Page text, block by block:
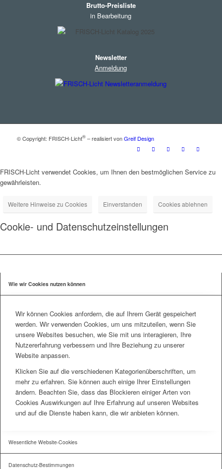
Brutto-Preisliste
in Bearbeitung
Newsletter
Anmeldung
© Copyright: FRISCH-Licht®– realisiert vonGreif Design
FRISCH-Licht verwendet Cookies, um Ihnen den bestmöglichen Service zu
gewährleisten.
Weitere Hinweise zu Cookies Einverstanden Cookies ablehnen
Cookie- und Datenschutzeinstellungen
Wie wir Cookies nutzen können
Wir können Cookies anfordern, die auf Ihrem Gerät gespeichert
werden. Wir verwenden Cookies, um uns mitzuteilen, wenn Sie
unsere Websites besuchen, wie Sie mit uns interagieren, Ihre
Nutzererfahrung verbessern und Ihre Beziehung zu unserer
Website anpassen.
Klicken Sie auf die verschiedenen Kategorienüberschriften, um
mehr zu erfahren. Sie können auch einige Ihrer Einstellungen
ändern. Beachten Sie, dass das Blockieren einiger Arten von
Cookies Auswirkungen auf Ihre Erfahrung auf unseren Websites
und auf die Dienste haben kann, die wir anbieten können.
Wesentliche Website-Cookies
Datenschutz-Bestimmungen